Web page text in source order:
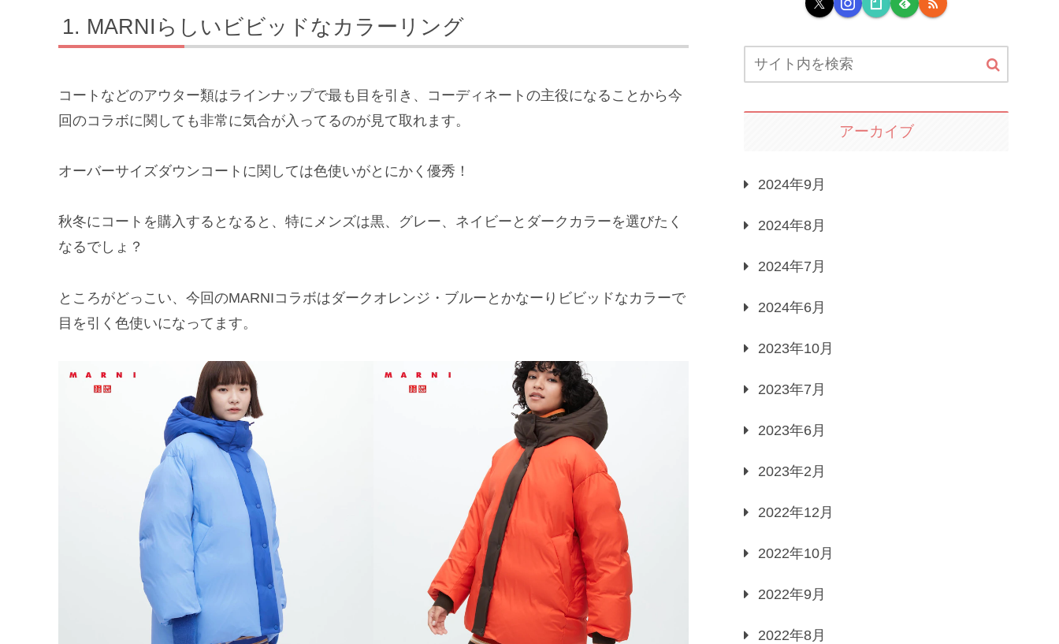
MARNIらしいビビッドなカラーリング
コートなどのアウター類はラインナップで最も目を引き、コーディネートの主役になることから今
回のコラボに関しても非常に気合が入ってるのが見て取れます。
オーバーサイズダウンコートに関しては色使いがとにかく優秀！
秋冬にコートを購入するとなると、特にメンズは黒、グレー、ネイビーとダークカラーを選びたく
なるでしょ？
ところがどっこい、今回のMARNIコラボはダークオレンジ・ブルーとかなーりビビッドなカラーで
目を引く色使いになってます。
アーカイブ
2024年9月
2024年8月
2024年7月
2024年6月
2023年10月
2023年7月
2023年6月
2023年2月
2022年12月
2022年10月
2022年9月
2022年8月